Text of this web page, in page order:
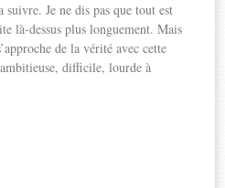
Je ne dis pas que tout est
là-dessus plus longuement. Mais
de la vérité avec cette
difficile, lourde à